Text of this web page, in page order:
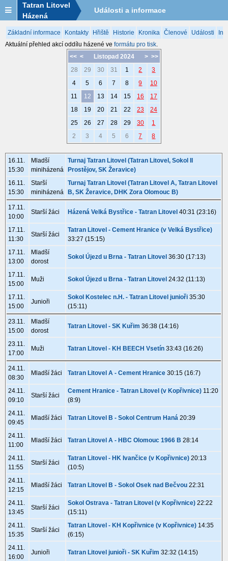
Tatran Litovel
Házená
Události a informace
Základní informace Kontakty Hřiště Historie Kronika Členové Události
Aktuální přehled akcí oddílu házené ve formátu pro tisk.
<< < > >>
Listopad 2024
28
29 30 31 1 2
3
4
5 6 7 8 9
10
11
12 13 14 15 16
17
18
19 20 21 22 23
24
25
26 27 28 29 30
1
2
3 4 5 6 7 8
16.11.
15:30
Mladší
miniházená
Turnaj Tatran Litovel (Tatran Litovel, Sokol II
Prostějov, SK Žeravice)
16.11.
15:30
Starší
miniházená
Turnaj Tatran Litovel (Tatran Litovel A, Tatran Litovel
B, SK Žeravice, DHK Zora Olomouc B)
17.11.
10:00
Starší žáci Házená Velká Bystřice - Tatran Litovel 40:31 (23:16)
17.11.
11:30
Starší žáci
Tatran Litovel - Cement Hranice (v Velká Bystřice)
33:27 (15:15)
17.11.
13:00
Mladší
dorost
Sokol Újezd u Brna - Tatran Litovel 36:30 (17:13)
17.11.
15:00
Muži Sokol Újezd u Brna - Tatran Litovel 24:32 (11:13)
17.11.
15:00
Junioři
Sokol Kostelec n.H. - Tatran Litovel junioři 35:30
(15:11)
23.11.
15:00
Mladší
dorost
Tatran Litovel - SK Kuřim 36:38 (14:16)
23.11.
17:00
Muži Tatran Litovel - KH BEECH Vsetín 33:43 (16:26)
24.11.
08:30
Mladší žáci Tatran Litovel A - Cement Hranice 30:15 (16:7)
24.11.
09:10
Starší žáci
Cement Hranice - Tatran Litovel (v Kopřivnice) 11:20
(8:9)
24.11.
09:45
Mladší žáci Tatran Litovel B - Sokol Centrum Haná 20:39
24.11.
11:00
Mladší žáci Tatran Litovel A - HBC Olomouc 1966 B 28:14
24.11.
11:55
Starší žáci
Tatran Litovel - HK Ivančice (v Kopřivnice) 20:13
(10:5)
24.11.
12:15
Mladší žáci Tatran Litovel B - Sokol Osek nad Bečvou 22:31
24.11.
13:45
Starší žáci
Sokol Ostrava - Tatran Litovel (v Kopřivnice) 22:22
(15:11)
24.11.
15:35
Starší žáci
Tatran Litovel - KH Kopřivnice (v Kopřivnice) 14:35
(6:15)
24.11.
16:00
Junioři Tatran Litovel junioři - SK Kuřim 32:32 (14:15)